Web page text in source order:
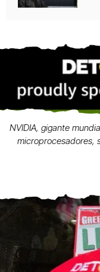
NVIDIA, gigante
microprocesadores,